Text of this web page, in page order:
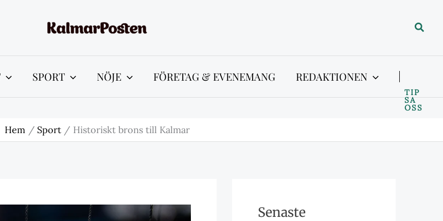
Sök
SPORT NÖJE FÖRETAG & EVENEMANG REDAKTIONEN
TIP
SA
OSS
Hem Sport Historiskt brons till Kalmar
Senaste